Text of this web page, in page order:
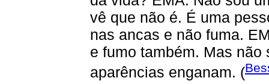
vê que não é. É uma
nas ancas e não fuma.
e fumo também. Mas
aparências enganam. (